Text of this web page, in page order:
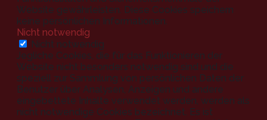
Website gewährleisten. Diese Cookies speichern
keine persönlichen Informationen.
Nicht notwendig
Nicht notwendig
Jegliche Cookies, die für das Funktionieren der
Website nicht besonders notwendig sind und die
speziell zur Sammlung von persönlichen Daten der
Benutzer über Analysen, Anzeigen und andere
eingebettete Inhalte verwendet werden, werden als
nicht notwendige Cookies bezeichnet. Es ist